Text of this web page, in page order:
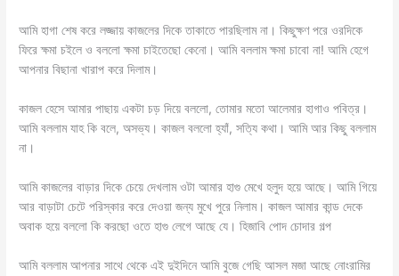
আমি হাগা শেষ করে লজ্জায় কাজলের দিকে তাকাতে পারছিলাম না। কিছুক্ষণ পরে ওরদিকে
ফিরে ক্ষমা চইলে ও বললো ক্ষমা চাইতেছো কেনো। আমি বললাম ক্ষমা চাবো না! আমি হেগে
আপনার বিছানা খারাপ করে দিলাম।
কাজল হেসে আমার পাছায় একটা চড় দিয়ে বললো, তোমার মতো আলেমার হাগাও পবিত্র।
আমি বললাম যাহ কি বলে, অসভ্য। কাজল বললো হ্যাঁ, সত্যি কথা। আমি আর কিছু বললাম
না।
আমি কাজলের বাড়ার দিকে চেয়ে দেখলাম ওটা আমার হাগু মেখে হলুদ হয়ে আছে। আমি গিয়ে
আর বাড়াটা চেটে পরিস্কার করে দেওয়া জন্য মুখে পুরে নিলাম। কাজল আমার কান্ড দেকে
অবাক হয়ে বললো কি করছো ওতে হাগু লেগে আছে যে। হিজাবি পোদ চোদার গল্প
আমি বললাম আপনার সাথে থেকে এই দুইদিনে আমি বুজে গেছি আসল মজা আছে নোংরামির